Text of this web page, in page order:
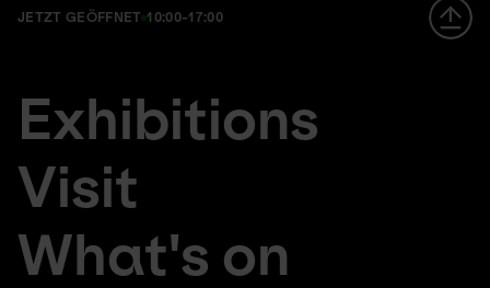
JETZT GEÖFFNET 10:00-17:00
Footer
large
menu
Exhibitions
Visit
What's on